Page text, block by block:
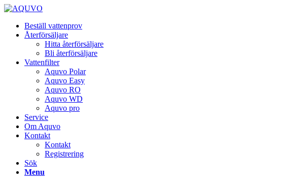
Beställ vattenprov
Återförsäljare
Hitta återförsäljare
Bli återförsäljare
Vattenfilter
Aquvo Polar
Aquvo Easy
Aquvo RO
Aquvo WD
Aquvo pro
Service
Om Aquvo
Kontakt
Kontakt
Registrering
Sök
Menu